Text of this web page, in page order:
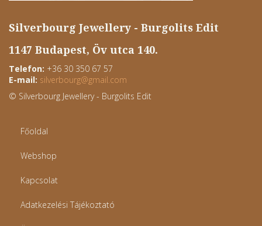
Silverbourg Jewellery - Burgolits Edit
1147 Budapest, Öv utca 140.
Telefon: +36 30 350 67 57
E-mail: silverbourg@gmail.com
© Silverbourg Jewellery - Burgolits Edit
Főoldal
Webshop
Kapcsolat
Adatkezelési Tájékoztató